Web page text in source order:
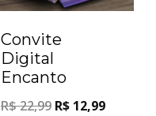
Convite
Digital
Encanto
R$22,99 R$ 12,99